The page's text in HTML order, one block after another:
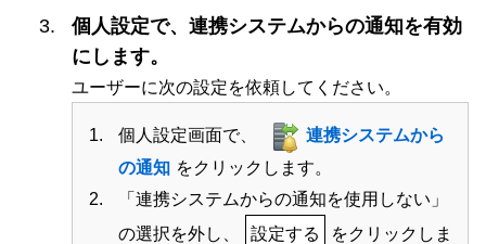
個人設定で、連携システムからの通知を有効
にします。
ユーザーに次の設定を依頼してください。
個人設定画面で、
連携システムから
の通知 をクリックします。
「連携システムからの通知を使用しない」
の選択を外し、
設定する
をクリックしま